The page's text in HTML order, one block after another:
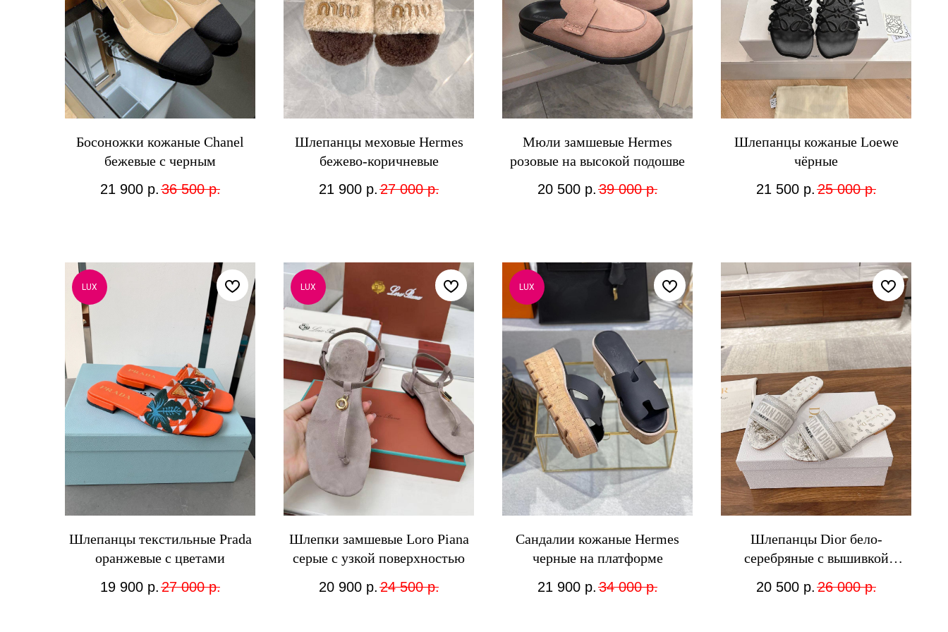
Босоножки кожаные Chanel
бежевые с черным
21 900 р. 36 500 р.
Шлепанцы меховые Hermes
бежево-коричневые
21 900 р. 27 000 р.
Мюли замшевые Hermes
розовые на высокой подошве
20 500 р. 39 000 р.
Шлепанцы кожаные Loewe
чёрные
21 500 р. 25 000 р.
LUX
Шлепанцы текстильные Prada
оранжевые с цветами
19 900 р. 27 000 р.
LUX
Шлепки замшевые Loro Piana
серые с узкой поверхностью
20 900 р. 24 500 р.
LUX
Сандалии кожаные Hermes
черные на платформе
21 900 р. 34 000 р.
Шлепанцы Dior бело-
серебряные с вышивкой
20 500 р. 26 000 р.